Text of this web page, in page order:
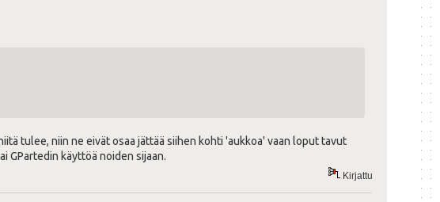
tulee, niin ne eivät osaa jättää siihen kohti 'aukkoa' vaan loput tavut
GPartedin käyttöä noiden sijaan.
Kirjattu